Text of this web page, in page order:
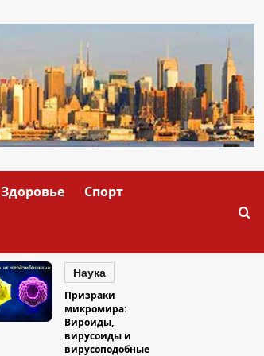
Здоровье Спорт
Наука
Призраки
микромира:
Вироиды,
вирусоиды и
вирусоподобные